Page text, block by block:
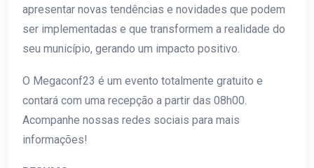
apresentar novas tendências e novidades que podem
ser implementadas e que transformem a realidade do
seu município, gerando um impacto positivo.
O Megaconf23 é um evento totalmente gratuito e
contará com uma recepção a partir das 08h00.
Acompanhe nossas redes sociais para mais
informações!